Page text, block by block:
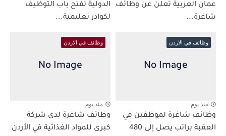
عمان العربية تعلن عن وظائف
شاغرة...
الدولية تفتح باب التوظيف
لكوادر تعليمية...
وظائف في الاردن
منذ يوم
وظائف شاغرة لموظفين في
العقبة براتب يصل إلى 480
وظائف في الاردن
منذ يوم
وظائف شاغرة لدى شركة
كبرى للمواد الغذائية في الأردن